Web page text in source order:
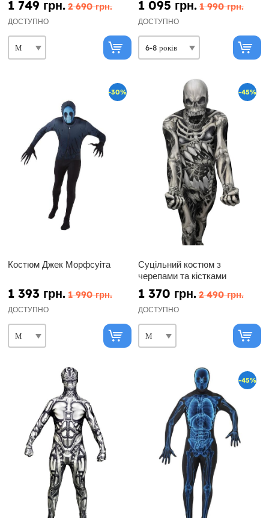
1 749 грн. 2 690 грн.
ДОСТУПНО
1 095 грн. 1 990 грн.
ДОСТУПНО
-30%
Костюм Джек Морфсуіта
1 393 грн. 1 990 грн.
ДОСТУПНО
-45%
Суцільний костюм з
черепами та кістками
1 370 грн. 2 490 грн.
ДОСТУПНО
-45%